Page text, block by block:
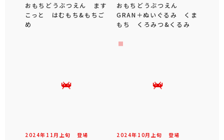
おもちどうぶつえん ます
こっと はむもち&もちご
め
おもちどうぶつえん
GRAN＋ぬいぐるみ くま
もち くろみつ&くるみ
2024年 11 月 上旬 登場 2024年 10月 上旬 登場